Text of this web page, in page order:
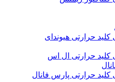
کلید حرارتی هیوندای
کلید حرارتی ال اس
کلید حرارتی پارس فانال